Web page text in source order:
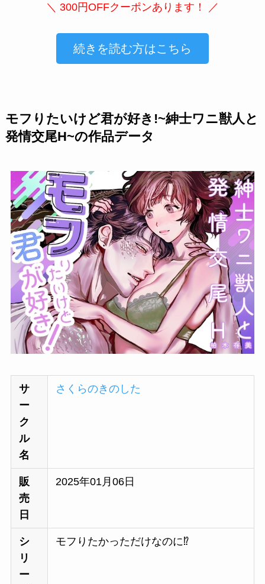
＼ 300円OFFクーポンあります！ ／
続きを読む方はこちら
モフりたいけど君が好き!~紳士ワニ獣人と
発情交尾H~の作品データ
サ
ー
ク
ル
名
さくらのきのした
販
売
日
2025年01月06日
シ
リ
ー
モフりたかっただけなのに⁉︎